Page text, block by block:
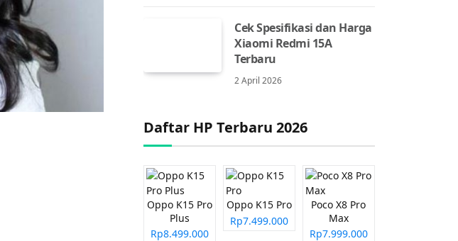
Cek Spesifikasi dan Harga
Xiaomi Redmi 15A
Terbaru
2 April 2026
Daftar HP Terbaru 2026
Oppo K15 Pro
Plus
Rp8.499.000
Oppo K15 Pro
Rp7.499.000
Poco X8 Pro
Max
Rp7.999.000